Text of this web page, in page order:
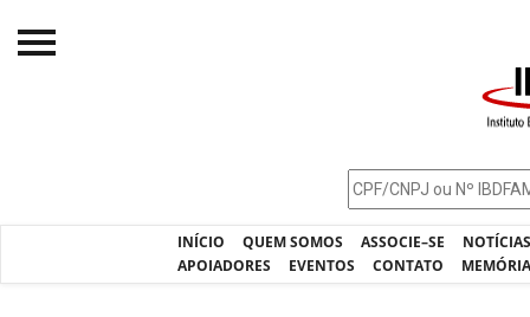
INÍCIO QUEM SOMOS ASSOCIE–SE
APOIADORES
EVENTOS CONTATO